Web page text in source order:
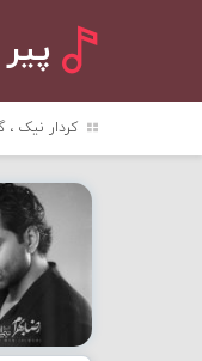
کردار نیک ،